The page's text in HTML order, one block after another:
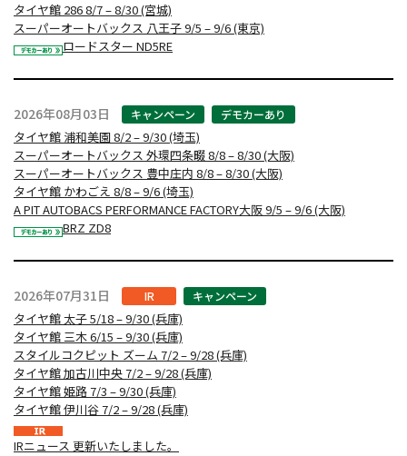
タイヤ館 286 8/7 – 8/30 (宮城)
スーパーオートバックス 八王子 9/5 – 9/6 (東京)
ロードスター ND5RE
2026年08月03日 キャンペーン デモカーあり
タイヤ館 浦和美園 8/2 – 9/30 (埼玉)
スーパーオートバックス 外環四条畷 8/8 – 8/30 (大阪)
スーパーオートバックス 豊中庄内 8/8 – 8/30 (大阪)
タイヤ館 かわごえ 8/8 – 9/6 (埼玉)
A PIT AUTOBACS PERFORMANCE FACTORY大阪 9/5 – 9/6 (大阪)
BRZ ZD8
2026年07月31日 IR キャンペーン
タイヤ館 太子 5/18 – 9/30 (兵庫)
タイヤ館 三木 6/15 – 9/30 (兵庫)
スタイルコクピット ズーム 7/2 – 9/28 (兵庫)
タイヤ館 加古川中央 7/2 – 9/28 (兵庫)
タイヤ館 姫路 7/3 – 9/30 (兵庫)
タイヤ館 伊川谷 7/2 – 9/28 (兵庫)
IRニュース 更新いたしました。